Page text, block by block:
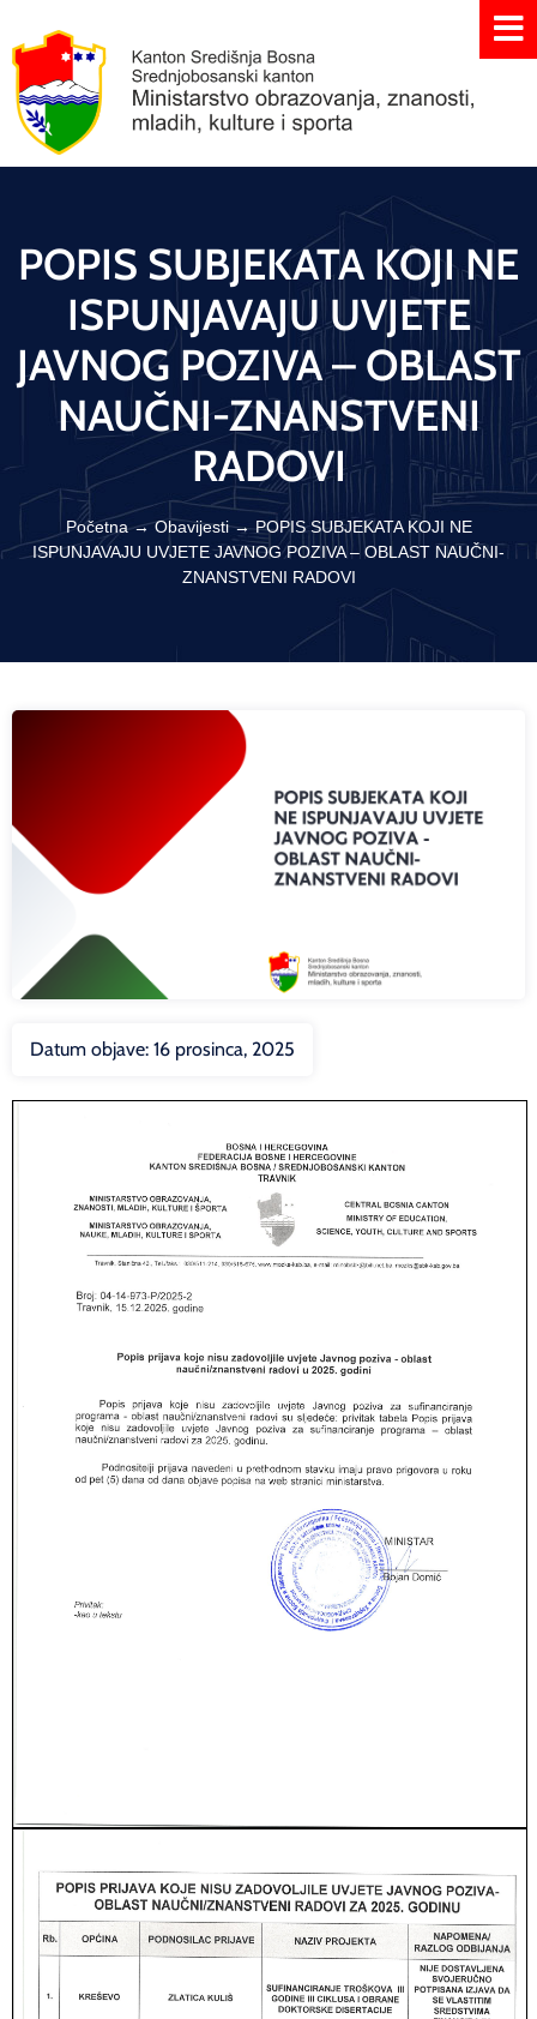
POPIS SUBJEKATA KOJI NE
ISPUNJAVAJU UVJETE
JAVNOG POZIVA – OBLAST
NAUČNI-ZNANSTVENI
RADOVI
Početna→Obavijesti→ POPIS SUBJEKATA KOJI NE
ISPUNJAVAJU UVJETE JAVNOG POZIVA – OBLAST NAUČNI-
ZNANSTVENI RADOVI
Datum objave: 16 prosinca, 2025